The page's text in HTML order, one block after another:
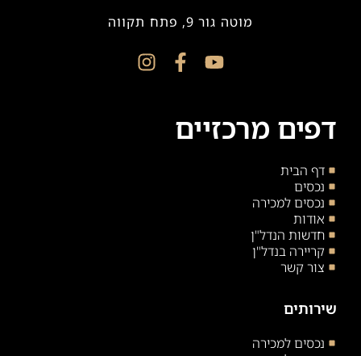
מוטה גור 9, פתח תקווה
דפים מרכזיים
דף הבית
נכסים
נכסים למכירה
אודות
חדשות הנדל"ן
קריירה בנדל"ן
צור קשר
שירותים
נכסים למכירה